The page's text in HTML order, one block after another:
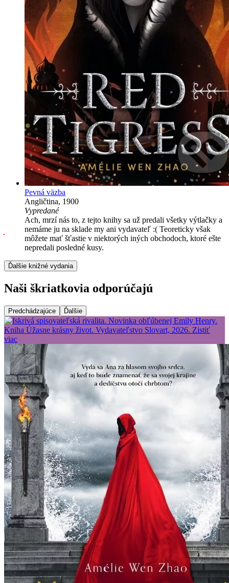
Pevná väzba
Angličtina, 1900
Vypredané
Ach, mrzí nás to, z tejto knihy sa už predali všetky výtlačky a
nemáme ju na sklade my ani vydavateľ :( Teoreticky však
môžete mať šťastie v niektorých iných obchodoch, ktoré ešte
nepredali posledné kusy.
Ďalšie knižné vydania
Naši škriatkovia odporúčajú
Predchádzajúce Ďalšie